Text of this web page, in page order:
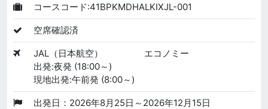
コースコード:41BPKMDHALKIXJL-001
空席確認済
JAL（日本航空）
エコノミー
出発:夜発 (18:00～)
現地出発:午前発 (8:00～)
出発日：2026年8月25日～2026年12月15日